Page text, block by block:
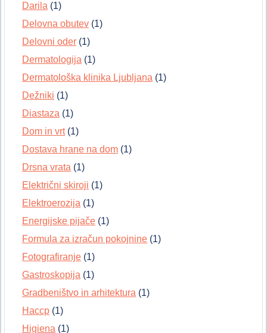
Darila (1)
Delovna obutev (1)
Delovni oder (1)
Dermatologija (1)
Dermatološka klinika Ljubljana (1)
Dežniki (1)
Diastaza (1)
Dom in vrt(1)
Dostava hrane na dom (1)
Drsna vrata (1)
Električni skiroji (1)
Elektroerozija (1)
Energijske pijače (1)
Formula za izračun pokojnine (1)
Fotografiranje (1)
Gastroskopija (1)
Gradbeništvo in arhitektura (1)
Haccp (1)
Higiena (1)